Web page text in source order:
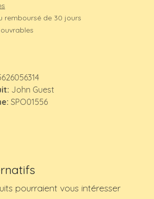
remboursé de 30 jours
John Guest
SPO01556
pourraient vous intéresser